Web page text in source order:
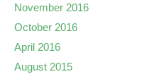
November 2016
October 2016
April 2016
August 2015